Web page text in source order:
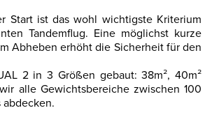
Start ist das wohl wichtigste Kriterium
Tandemflug. Eine möglichst kurze
Abheben erhöht die Sicherheit für den
2 in 3 Größen gebaut: 38m², 40m²
alle Gewichtsbereiche zwischen 100